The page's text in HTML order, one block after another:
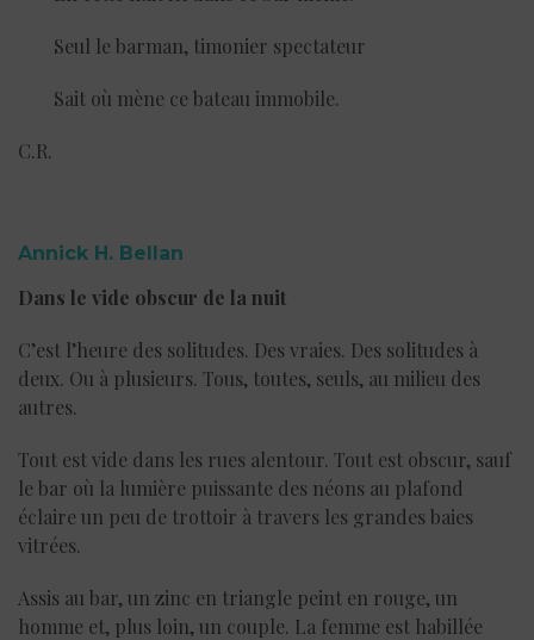
Seul le barman, timonier spectateur
Sait où mène ce bateau immobile.
C.R.
Annick H. Bellan
Dans le vide obscur de la nuit
C’est l’heure des solitudes. Des vraies. Des solitudes à
deux. Ou à plusieurs. Tous, toutes, seuls, au milieu des
autres.
Tout est vide dans les rues alentour. Tout est obscur, sauf
le bar où la lumière puissante des néons au plafond
éclaire un peu de trottoir à travers les grandes baies
vitrées.
Assis au bar, un zinc en triangle peint en rouge, un
homme et, plus loin, un couple. La femme est habillée